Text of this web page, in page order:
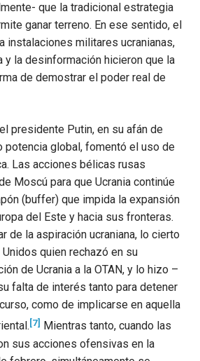
que la tradicional estrategia
ganar terreno. En ese sentido, el
instalaciones militares ucranianas,
y la desinformación hicieron que la
de demostrar el poder real de
presidente Putin, en su afán de
potencia global, fomentó el uso de
Las acciones bélicas rusas
Moscú para que Ucrania continúe
(buffer) que impida la expansión
del Este y hacia sus fronteras.
de la aspiración ucraniana, lo cierto
quien rechazó en su
de Ucrania a la OTAN, y lo hizo –
falta de interés tanto para detener
como de implicarse en aquella
[7]
Mientras tanto, cuando las
sus acciones ofensivas en la